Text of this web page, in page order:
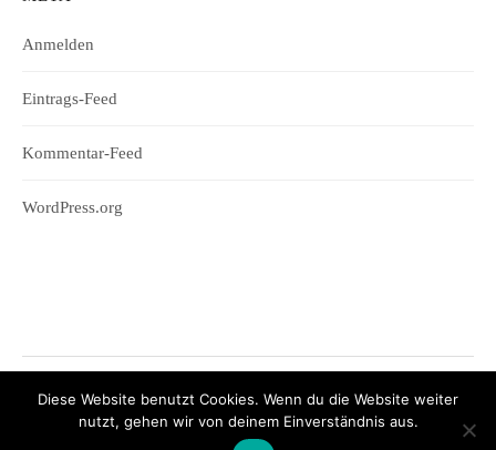
Anmelden
Eintrags-Feed
Kommentar-Feed
WordPress.org
© 2026Wifesharing
Theme:
Diese Website benutzt Cookies. Wenn du die Website weiter
nutzt, gehen wir von deinem Einverständnis aus.